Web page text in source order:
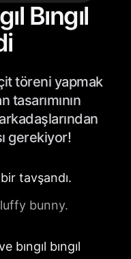
Bıngıl
töreni yapmak
tasarımının
gerekiyor!
tavşandı.
bunny.
bıngıl bıngıl